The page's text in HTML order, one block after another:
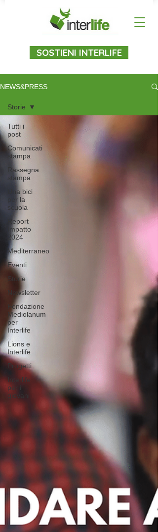
SOSTIENI INTERLIFE
NEWS&PRESS
Tutti i
post
Comunicati
stampa
Rassegna
stampa
Una bici
per la
scuola
Report
Impatto
2024
Mediterraneo
Eventi
Storie
Newsletter
Fondazione
Mediolanum
per
Interlife
Lions e
Interlife
Progetti
Interlife
per i
giovani
Storie